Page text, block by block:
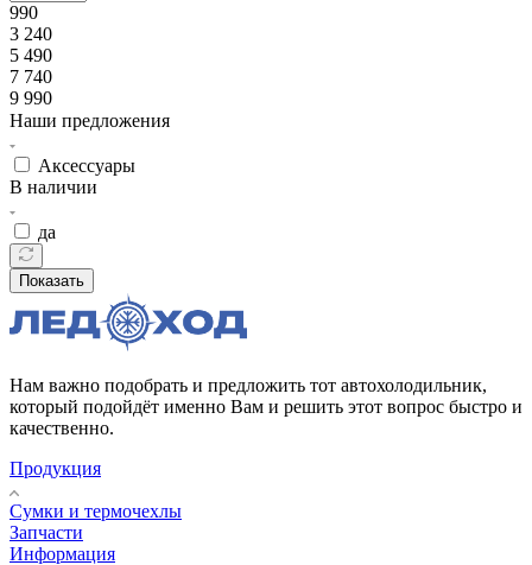
990
3 240
5 490
7 740
9 990
Наши предложения
Аксессуары
В наличии
да
Показать
Нам важно подобрать и предложить тот автохолодильник,
который подойдёт именно Вам и решить этот вопрос быстро и
качественно.
Продукция
Сумки и термочехлы
Запчасти
Информация